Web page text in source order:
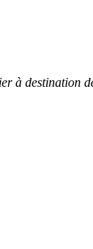
à destination